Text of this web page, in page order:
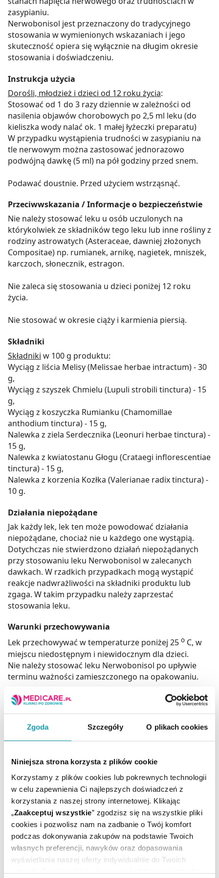
Zgoda Szczegóły O plikach cookies
Niniejsza strona korzysta z plików cookie
Korzystamy z plików cookies lub pokrewnych technologii
w celu zapewnienia Ci najlepszych doświadczeń z
korzystania z naszej strony internetowej. Klikając
„Zaakceptuj wszystkie” zgodzisz się na wszystkie pliki
cookies i pozwolisz nam na zadbanie o Twój komfort
podczas dokonywania zakupów na podstawie Twoich
własnych preferencji, nawyków oraz dopasowania
wyświetlania naszej oferty indywidualnie do Twoich
potrzeb. Część z plików jest nam dodatkowo niezbędna
zasypianiu.
Nerwobonisol jest przeznaczony do tradycyjnego
stosowania w wymienionych wskazaniach i jego
skuteczność opiera się wyłącznie na długim okresie
stosowania i doświadczeniu.
Instrukcja użycia
Dorośli, młodzież i dzieci od 12 roku życia:
Stosować od 1 do 3 razy dziennie w zależności od
nasilenia objawów chorobowych po 2,5 ml leku (do
kieliszka wody nalać ok. 1 małej łyżeczki preparatu)
W przypadku wystąpienia trudności w zasypianiu na
tle nerwowym można zastosować jednorazowo
podwójną dawkę (5 ml) na pół godziny przed snem.
Podawać doustnie. Przed użyciem wstrząsnąć.
Przeciwwskazania / Informacje o bezpieczeństwie
Nie należy stosować leku u osób uczulonych na
którykolwiek ze składników tego leku lub inne rośliny z
rodziny astrowatych (Asteraceae, dawniej złożonych
Compositae) np. rumianek, arnikę, nagietek, mniszek,
karczoch, słonecznik, estragon.
Nie zaleca się stosowania u dzieci poniżej 12 roku
życia.
Nie stosować w okresie ciąży i karmienia piersią.
Składniki
Składniki w 100 g produktu:
Wyciąg z liścia Melisy (Melissae herbae intractum) - 30
g,
Wyciąg z szyszek Chmielu (Lupuli strobili tinctura) - 15
g,
Wyciąg z koszyczka Rumianku (Chamomillae
anthodium tinctura) - 15 g,
Nalewka z ziela Serdecznika (Leonuri herbae tinctura) -
15 g,
Nalewka z kwiatostanu Głogu (Crataegi inflorescentiae
tinctura) - 15 g,
Nalewka z korzenia Kozłka (Valerianae radix tinctura) -
10 g.
Działania niepożądane
Jak każdy lek, lek ten może powodować działania
niepożądane, chociaż nie u każdego one wystąpią.
Dotychczas nie stwierdzono działań niepożądanych
przy stosowaniu leku Nerwobonisol w zalecanych
dawkach. W rzadkich przypadkach mogą wystąpić
reakcje nadwrażliwości na składniki produktu lub
zgaga. W takim przypadku należy zaprzestać
stosowania leku.
Warunki przechowywania
Lek przechowywać w temperaturze poniżej 25 o C, w
miejscu niedostępnym i niewidocznym dla dzieci.
Nie należy stosować leku Nerwobonisol po upływie
terminu ważności zamieszczonego na opakowaniu.
Ostrzeżenia
Lek może osłabić zdolność do prowadzenia pojazdów i
obsługi maszyn w ruchu.
Lek Nerwobonisol zawiera alkohol.
Krzysztof Błecha,
ul. Stawowa 23,
34-300 Żywiec.
bonimed@bb.onet.pl
Podmiot odpowiedzialny
Laboratorium Medycyny Naturalnej BONIMED
Krzysztof Błecha,
ul. Stawowa 23,